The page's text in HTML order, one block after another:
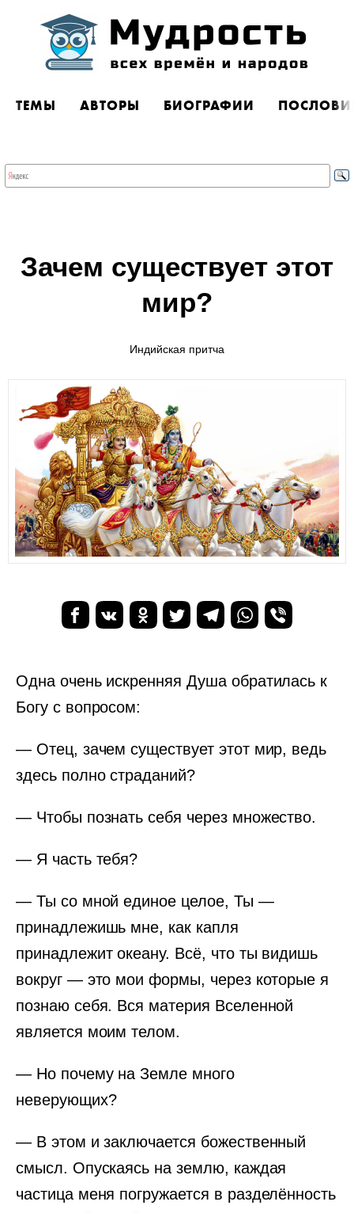
ТЕМЫ АВТОРЫ БИОГРАФИИ
Зачем существует этот
мир?
Индийская притча
Одна очень искренняя Душа обратилась к
Богу с вопросом:
— Отец, зачем существует этот мир, ведь
здесь полно страданий?
— Чтобы познать себя через множество.
— Я часть тебя?
— Ты со мной единое целое, Ты —
принадлежишь мне, как капля
принадлежит океану. Всё, что ты видишь
вокруг — это мои формы, через которые я
познаю себя. Вся материя Вселенной
является моим телом.
— Но почему на Земле много
неверующих?
— В этом и заключается божественный
смысл. Опускаясь на землю, каждая
частица меня погружается в разделённость